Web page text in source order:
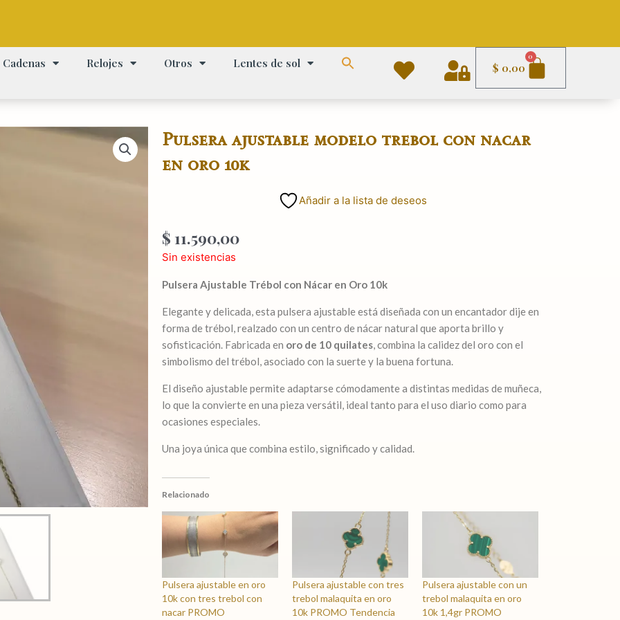
Cadenas Relojes Otros Lentes de sol $ 0,00
0
Carrito
Pulsera ajustable modelo trebol con nacar
en oro 10k
Añadir a la lista de deseos
$ 11.590,00
Sin existencias
Pulsera Ajustable Trébol con Nácar en Oro 10k
Elegante y delicada, esta pulsera ajustable está diseñada con un encantador dije en
forma de trébol, realzado con un centro de nácar natural que aporta brillo y
sofisticación. Fabricada en oro de 10 quilates, combina la calidez del oro con el
simbolismo del trébol, asociado con la suerte y la buena fortuna.
El diseño ajustable permite adaptarse cómodamente a distintas medidas de muñeca,
lo que la convierte en una pieza versátil, ideal tanto para el uso diario como para
ocasiones especiales.
Una joya única que combina estilo, significado y calidad.
Relacionado
Pulsera ajustable en oro
10k con tres trebol con
nacar PROMO
Pulsera ajustable con tres
trebol malaquita en oro
10k PROMO Tendencia
Pulsera ajustable con un
trebol malaquita en oro
10k 1,4gr PROMO